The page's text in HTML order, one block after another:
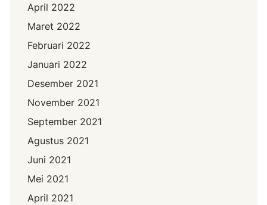
April 2022
Maret 2022
Februari 2022
Januari 2022
Desember 2021
November 2021
September 2021
Agustus 2021
Juni 2021
Mei 2021
April 2021